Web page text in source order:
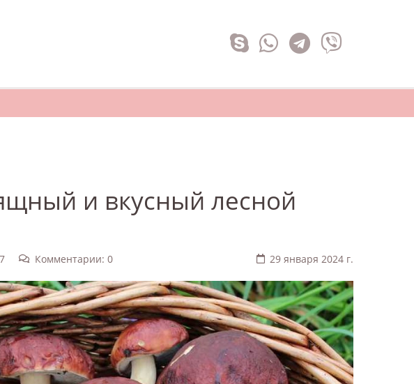
и вкусный лесной
Комментарии: 0 29 января 2024 г.